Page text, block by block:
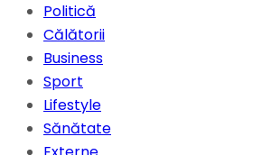
Politică
Călătorii
Business
Sport
Lifestyle
Sănătate